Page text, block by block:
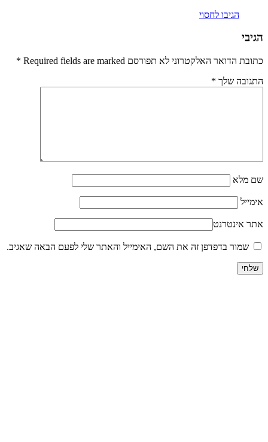
הגיבו לחסוי
הגיבי
כתובת הדואר האלקטרוני לא תפורסם Required fields are marked
*
התגובה שלך *
שם מלא
אימייל
אתר אינטרנט
שמור בדפדפן זה את השם, האימייל והאתר שלי לפעם הבאה שאגיב.